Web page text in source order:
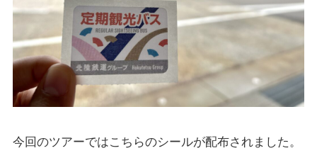
今回のツアーではこちらのシールが配布されました。